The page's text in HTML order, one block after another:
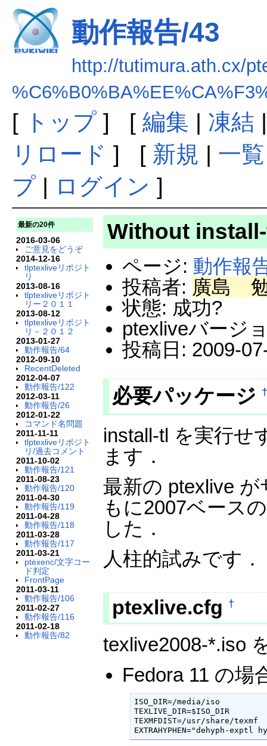
動作報告/43
http://tutimura.ath.cx/
[ トップ] [ 編集 | 凍結
リロード ] [ 新規 | 一覧
プ| ログイン ]
最新の20件
2016-03-06
ご意見をどうぞ
2014-12-16
tlptexliveリポジト
リ
2013-08-16
tlptexliveリポジト
リー２０１１
2013-08-12
tlptexliveリポジト
リ－２０１２
2013-01-27
動作報告/64
2012-09-10
RecentDeleted
2012-04-07
動作報告/122
2012-03-11
動作報告/26
2012-01-22
コマンド名問題
2011-11-11
tlptexliveリポジト
リ/過去コメント
2011-10-02
動作報告/121
2011-08-23
動作報告/120
2011-04-30
動作報告/119
2011-04-28
動作報告/118
2011-03-28
動作報告/117
2011-03-21
ptexenc/文字コー
ド判定
FrontPage
2011-03-11
動作報告/106
2011-02-27
動作報告/116
2011-02-18
動作報告/82
Without
ページ: 動作報
投稿者: 廣島
状態: 成功?
ptexliveバージ
投稿日: 2009-
必要パッケージ
install-tl を実行せ
ます．
最新の ptexlive
もに2007ベース
した．
人柱的試みです．
ptexlive.cfg †
texlive2008-*.iso
Fedora 11 の場
ISO_DIR=/media/iso
TEXLIVE_DIR=$ISO_DIR
TEXMFDIST=/usr/share/texmf
EXTRAHYPHEN="dehyph-exptl